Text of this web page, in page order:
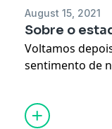
August 15, 2021
Sobre o
Voltamos
sentimento de
vez mais